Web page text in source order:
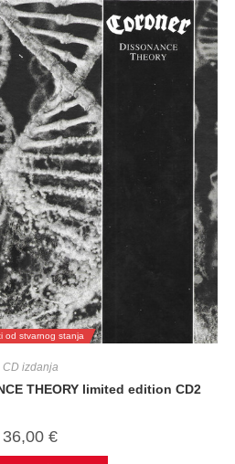
od stvarnog stanja
CD izdanja
THEORY limited edition CD2
36,00 €